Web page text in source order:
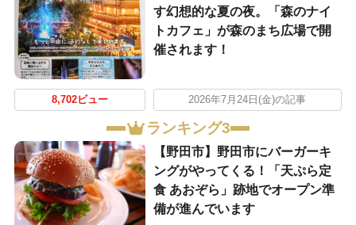
す幻想的な夏の夜。「森のナイ
トカフェ」が森のまち広場で開
催されます！
8,702ビュー 2026年7月24日(金)の記事
ランキング3
【野田市】野田市にバーガーキ
ングがやってくる！「天ぷら定
食 あおぞら」跡地でオープン準
備が進んでいます